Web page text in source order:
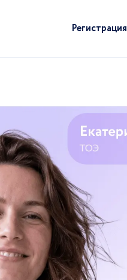
Регистрация